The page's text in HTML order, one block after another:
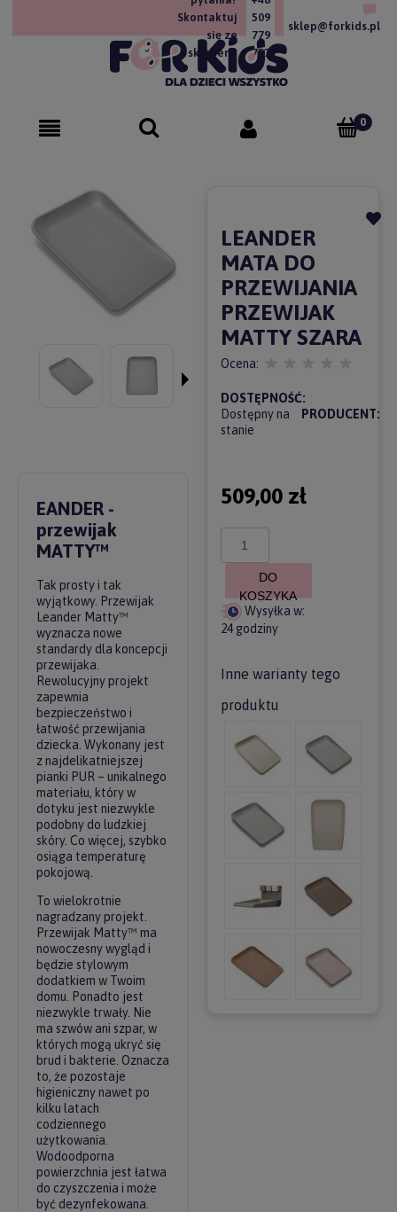
Skontaktuj
się ze
sklepem!
509
779
757
sklep@forkids.pl
EANDER -
przewijak
MATTY™
Tak prosty i tak
wyjątkowy. Przewijak
Leander Matty™
wyznacza nowe
standardy dla koncepcji
przewijaka.
Rewolucyjny projekt
zapewnia
bezpieczeństwo i
łatwość przewijania
dziecka. Wykonany jest
z najdelikatniejszej
pianki PUR – unikalnego
materiału, który w
dotyku jest niezwykle
podobny do ludzkiej
skóry. Co więcej, szybko
osiąga temperaturę
pokojową.
To wielokrotnie
nagradzany projekt.
Przewijak Matty™ ma
nowoczesny wygląd i
będzie stylowym
dodatkiem w Twoim
domu. Ponadto jest
niezwykle trwały. Nie
ma szwów ani szpar, w
których mogą ukryć się
brud i bakterie. Oznacza
to, że pozostaje
higieniczny nawet po
kilku latach
codziennego
użytkowania.
Wodoodporna
powierzchnia jest łatwa
do czyszczenia i może
być dezynfekowana.
LEANDER
MATA DO
PRZEWIJANIA
PRZEWIJAK
MATTY SZARA
Ocena:
DOSTĘPNOŚĆ:
Dostępny na
stanie
PRODUCENT:
509,00 zł
DO
KOSZYKA
Wysyłka w:
24 godziny
Inne warianty tego
produktu